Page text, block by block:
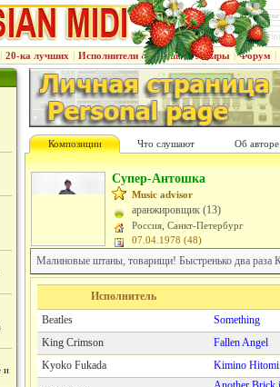
| 20-ка лучших | Исполнители & группы | Жанры | Форум |
и
Композиции Что слушают Об авторе
Супер-Антошка
Music advisor
аранжировщик (13)
Россия, Санкт-Петербург
07.04.1978 (48)
Малиновые штаны, товарищи! Быстренько два раза
Исполнитель
Beatles
Something
King Crimson
Fallen Angel
Kyoko Fukada
Kimino